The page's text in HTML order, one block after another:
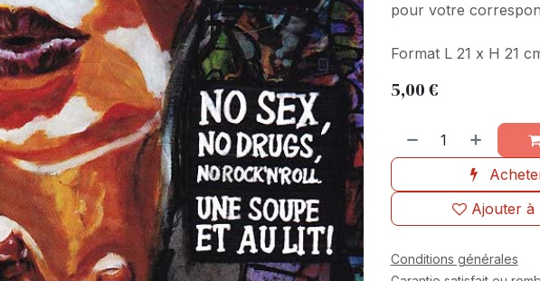
pour votre
Format L 21 x H 21
5,00€
Ajouter à
Conditions générales